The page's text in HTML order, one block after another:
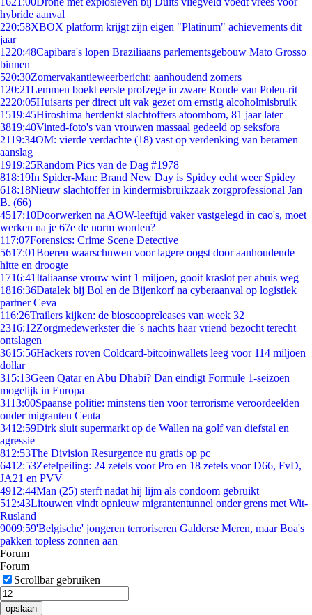
hybride aanval
220:58XBOX platform krijgt zijn eigen "Platinum" achievements dit
jaar
1220:48Capibara's lopen Braziliaans parlementsgebouw Mato Grosso
binnen
520:30Zomervakantieweerbericht: aanhoudend zomers
1 20:21Lemmen boekt eerste profzege in zware Ronde van Polen-rit
2220:05Huisarts per direct uit vak gezet om ernstig alcoholmisbruik
1519:45Hiroshima herdenkt slachtoffers atoombom, 81 jaar later
3819:40Vinted-foto's van vrouwen massaal gedeeld op seksfora
2119:34OM: vierde verdachte (18) vast op verdenking van beramen
aanslag
1919:25Random Pics van de Dag #1978
818:19In Spider-Man: Brand New Day is Spidey echt weer Spidey
618:18Nieuw slachtoffer in kindermisbruikzaak zorgprofessional Jan
B. (66)
4517:10Doorwerken na AOW-leeftijd vaker vastgelegd in cao's, moet
werken na je 67e de norm worden?
117:07Forensics: Crime Scene Detective
5617:01Boeren waarschuwen voor lagere oogst door aanhoudende
hitte en droogte
1716:41Italiaanse vrouw wint 1 miljoen, gooit kraslot per abuis weg
1816:36Datalek bij Bol en de Bijenkorf na cyberaanval op logistiek
partner Ceva
116:26Trailers kijken: de bioscoopreleases van week 32
2316:12Zorgmedewerkster die 's nachts haar vriend bezocht terecht
ontslagen
3615:56Hackers roven Coldcard-bitcoinwallets leeg voor 114 miljoen
dollar
315:13Geen Qatar en Abu Dhabi? Dan eindigt Formule 1-seizoen
mogelijk in Europa
3113:00Spaanse politie: minstens tien voor terrorisme veroordeelden
onder migranten Ceuta
3412:59Dirk sluit supermarkt op de Wallen na golf van diefstal en
agressie
812:53The Division Resurgence nu gratis op pc
6412:53Zetelpeiling: 24 zetels voor Pro en 18 zetels voor D66, FvD,
JA21 en PVV
4912:44Man (25) sterft nadat hij lijm als condoom gebruikt
512:43Litouwen vindt opnieuw migrantentunnel onder grens met Wit-
Rusland
9009:59'Belgische' jongeren terroriseren Galderse Meren, maar Boa's
pakken topless zonnen aan
Forum
Forum
Scrollbar gebruiken
opslaan